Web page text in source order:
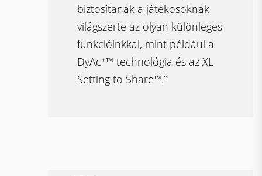
biztosítanak a játékosoknak
világszerte az olyan különleges
funkcióinkkal, mint például a
DyAc⁺™ technológia és az XL
Setting to Share™.”